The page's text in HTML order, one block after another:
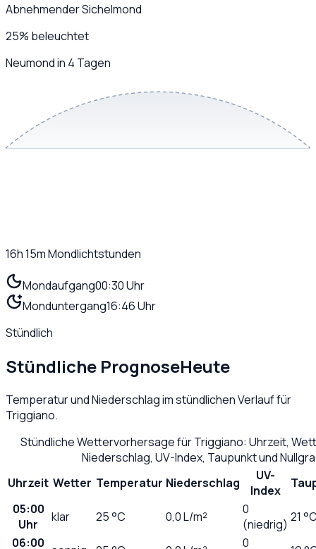
Abnehmender Sichelmond
25% beleuchtet
Neumond in 4 Tagen
16h 15mMondlichtstunden
Mondaufgang00:30 Uhr
Monduntergang16:46 Uhr
Stündlich
Stündliche PrognoseHeute
Temperatur und Niederschlag im stündlichen Verlauf für
Triggiano.
Stündliche Wettervorhersage fürTriggiano: Uhrzeit,
Niederschlag, UV-Index, Taupunkt und
Uhrzeit Wetter Temperatur Niederschlag
UV-
Index
05:00
Uhr
klar 25°C 0,0L/m²
0
(niedrig) 21
06:00
0